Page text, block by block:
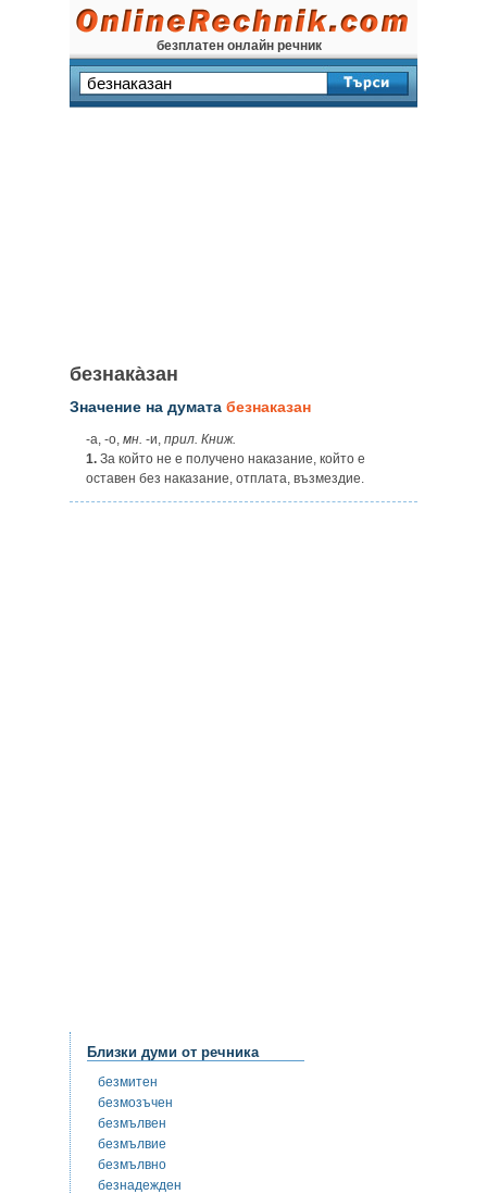
безплатен онлайн речник
безнака̀зан
Значение на думата безнаказан
-а, -о, мн. -и, прил. Книж.
1. За който не е получено наказание, който е
оставен без наказание, отплата, възмездие.
Близки думи от речника
безмитен
безмозъчен
безмълвен
безмълвие
безмълвно
безнадежден